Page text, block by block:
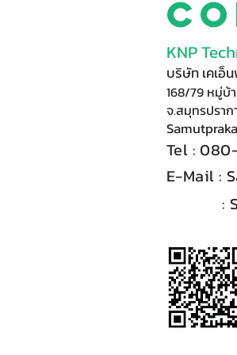
KNP
บริษัท เคเอ็
168/79 หมู่บ้
จ.สมุทรปราก
Tel :
E-Mail :​
: